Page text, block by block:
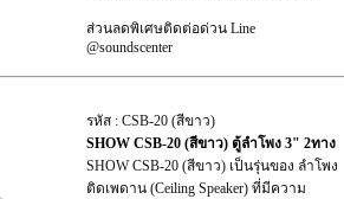
ส่วนลดพิเศษติดต่อด่วน Line
@soundscenter
รหัส : CSB-20 (สีขาว)
SHOW CSB-20 (สีขาว) ตู้ลำโพง 3" 2ทาง
SHOW CSB-20 (สีขาว) เป็นรุ่นของ ลำโพง
ติดเพดาน (Ceiling Speaker) ที่มีความ